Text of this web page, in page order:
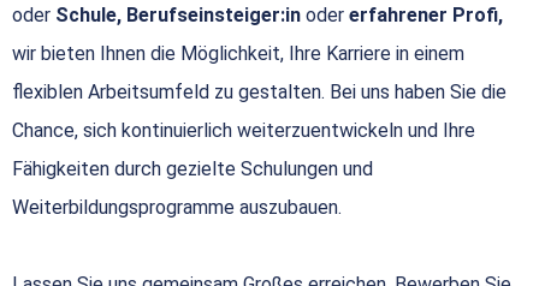
oder Schule, Berufseinsteiger:in oder erfahrener Profi,
wir bieten Ihnen die Möglichkeit, Ihre Karriere in einem
flexiblen Arbeitsumfeld zu gestalten. Bei uns haben Sie die
Chance, sich kontinuierlich weiterzuentwickeln und Ihre
Fähigkeiten durch gezielte Schulungen und
Weiterbildungsprogramme auszubauen.